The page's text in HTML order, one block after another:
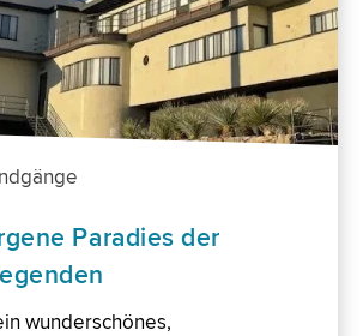
Paradies der
wunderschönes,